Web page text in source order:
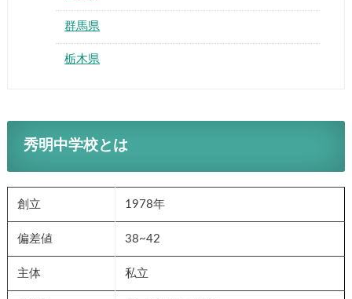
群馬県
栃木県
秀明中学校とは
創立 1978年
偏差値 38~42
主体 私立